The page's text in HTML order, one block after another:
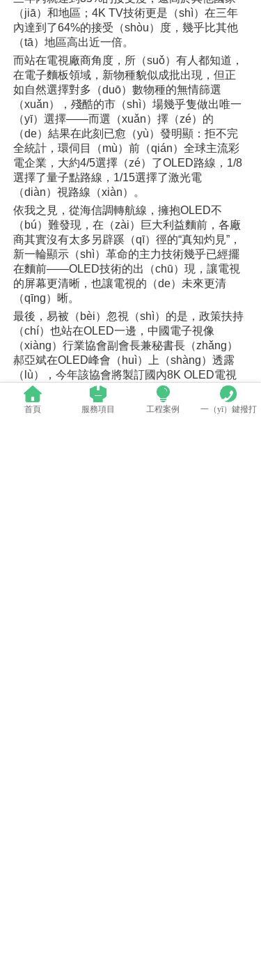
（jiā）和地區；4K TV技術更是（shì）在三年
內達到了64%的接受（shòu）度，幾乎比其他
（tā）地區高出近一倍。
而站在電視廠商角度，所（suǒ）有人都知道，
在電子麵板領域，新物種貌似成批出現，但正
如自然選擇對多（duō）數物種的無情篩選
（xuǎn），殘酷的市（shì）場幾乎隻做出唯一
（yī）選擇——而選（xuǎn）擇（zé）的
（de）結果在此刻已愈（yù）發明顯：拒不完
全統計，環伺目（mù）前（qián）全球主流彩
電企業，大約4/5選擇（zé）了OLED路線，1/8
選擇了量子點路線，1/15選擇了激光電
（diàn）視路線（xiàn）。
依我之見，從海信調轉航線，擁抱OLED不
（bú）難發現，在（zài）巨大利益麵前，各廠
商其實沒有太多另辟蹊（qī）徑的“真知灼見”，
新一輪顯示（shì）革命的主力技術幾乎已經擺
在麵前——OLED技術的出（chū）現，讓電視
的屏幕更清晰，也讓電視的（de）未來更清
（qīng）晰。
最後，易被（bèi）忽視（shì）的是，政策扶持
（chí）也站在OLED一邊，中國電子視像
（xiàng）行業協會副會長兼秘書長（zhǎng）
郝亞斌在OLED峰會（huì）上（shàng）透露
（lù），今年該協會將製訂國內8K OLED電視
和柔性OLED顯示的行（háng）業標準，推動
OLED電視在中（zhōng）國市場的發展。
首頁 服務項目 工程案例 一（yī）鍵撥打